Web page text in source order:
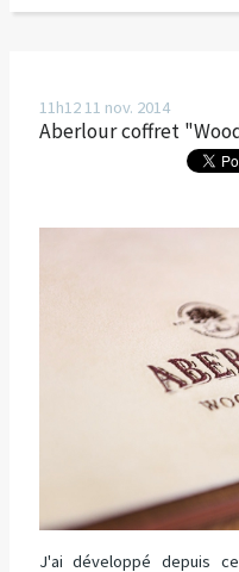
11h1211 nov. 2014
Aberlour coffret
J'ai développé depuis